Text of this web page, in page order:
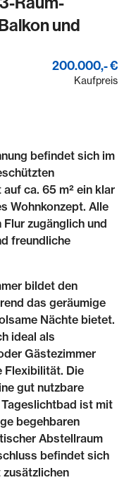
und
200.000,- €
Kaufpreis
befindet sich im
ca. 65 m² ein klar
Wohnkonzept. Alle
Flur zugänglich und
freundliche
bildet den
das geräumige
Nächte bietet.
ideal als
Gästezimmer
Flexibilität. Die
gut nutzbare
ist mit
begehbaren
Abstellraum
befindet sich